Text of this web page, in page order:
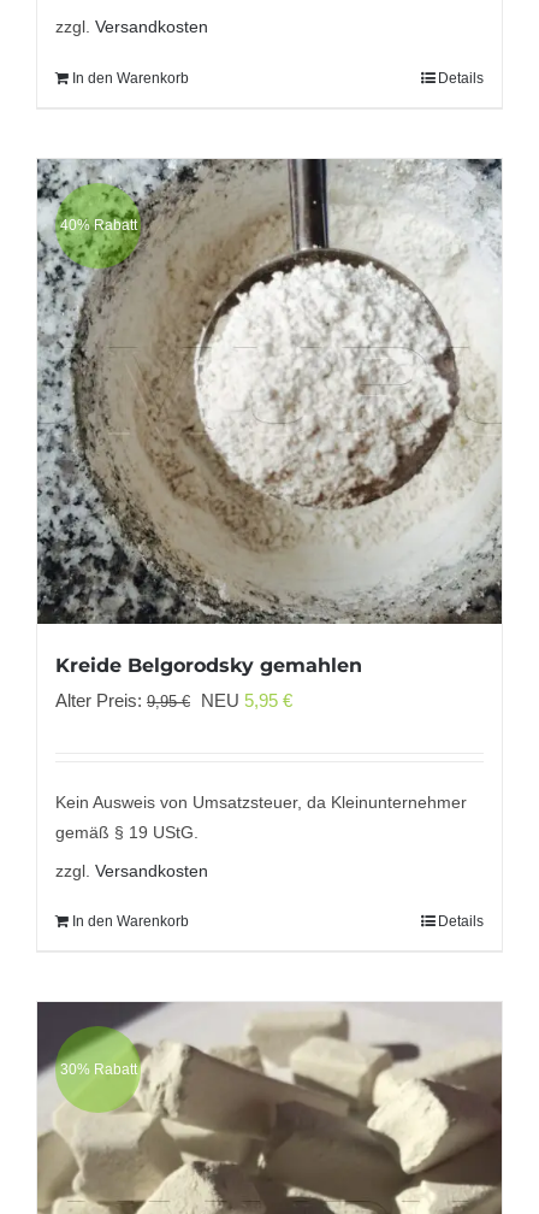
zzgl. Versandkosten
In den Warenkorb Details
40% Rabatt
Kreide Belgorodsky gemahlen
Alter Preis: 9,95€
Ursprünglicher
9,95 €
NEU 5,95 €Aktueller
5,95 €.
Kein Ausweis von Umsatzsteuer, da Kleinunternehmer
gemäß § 19 UStG.
zzgl. Versandkosten
In den Warenkorb Details
30% Rabatt